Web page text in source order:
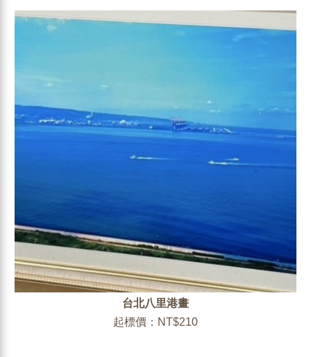
台北八里港畫
起標價：NT$210